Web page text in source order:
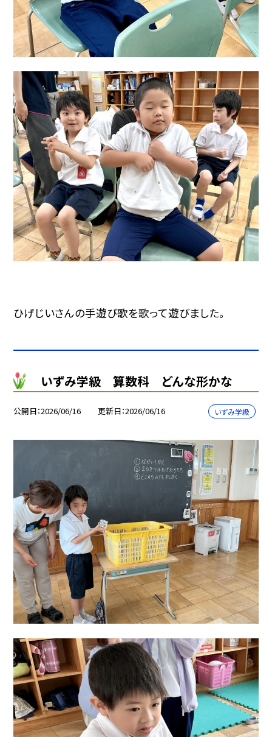
ひげじいさんの手遊び歌を歌って遊びました。
いずみ学級 算数科 どんな形かな
公開日 2026/06/16 更新日 2026/06/16 いずみ学級